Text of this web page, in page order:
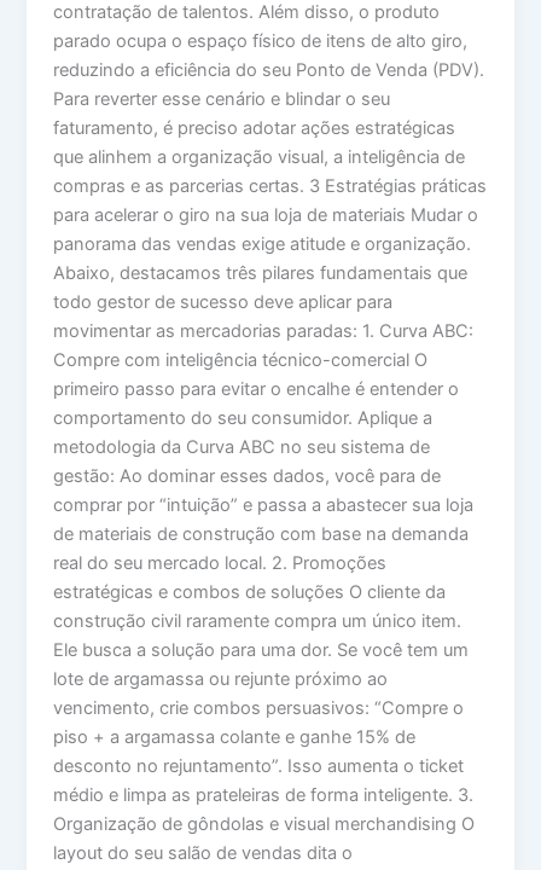
contratação de talentos. Além disso, o produto
parado ocupa o espaço físico de itens de alto giro,
reduzindo a eficiência do seu Ponto de Venda (PDV).
Para reverter esse cenário e blindar o seu
faturamento, é preciso adotar ações estratégicas
que alinhem a organização visual, a inteligência de
compras e as parcerias certas. 3 Estratégias práticas
para acelerar o giro na sua loja de materiais Mudar o
panorama das vendas exige atitude e organização.
Abaixo, destacamos três pilares fundamentais que
todo gestor de sucesso deve aplicar para
movimentar as mercadorias paradas: 1. Curva ABC:
Compre com inteligência técnico-comercial O
primeiro passo para evitar o encalhe é entender o
comportamento do seu consumidor. Aplique a
metodologia da Curva ABC no seu sistema de
gestão: Ao dominar esses dados, você para de
comprar por “intuição” e passa a abastecer sua loja
de materiais de construção com base na demanda
real do seu mercado local. 2. Promoções
estratégicas e combos de soluções O cliente da
construção civil raramente compra um único item.
Ele busca a solução para uma dor. Se você tem um
lote de argamassa ou rejunte próximo ao
vencimento, crie combos persuasivos: “Compre o
piso + a argamassa colante e ganhe 15% de
desconto no rejuntamento”. Isso aumenta o ticket
médio e limpa as prateleiras de forma inteligente. 3.
Organização de gôndolas e visual merchandising O
layout do seu salão de vendas dita o